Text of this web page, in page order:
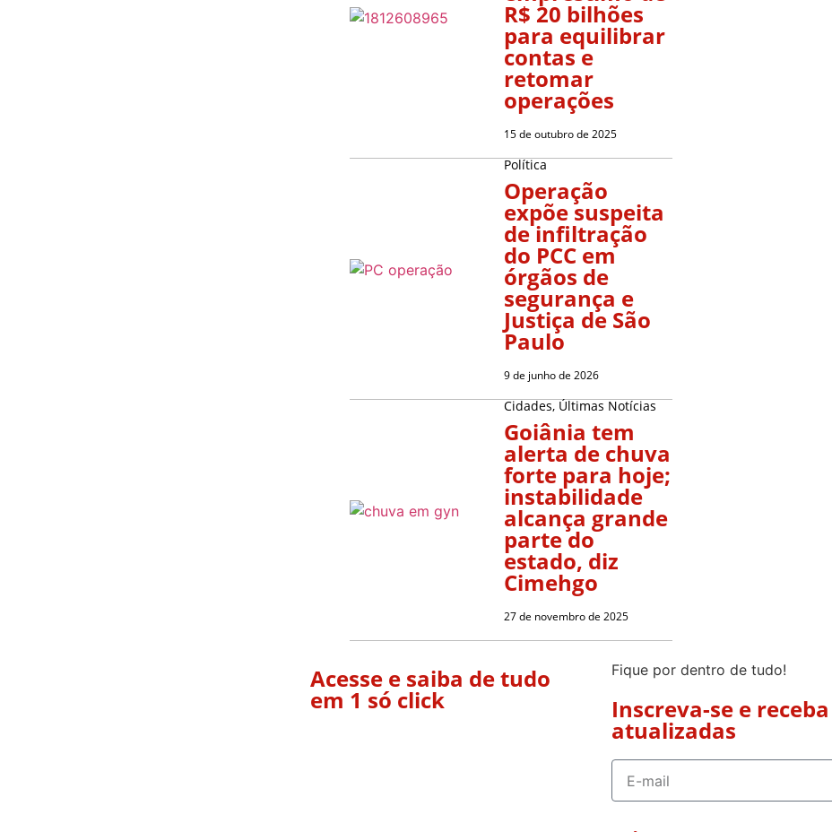
R$ 20 bilhões
para equilibrar
contas e
retomar
operações
15 de outubro de 2025
Política
Operação
expõe suspeita
de infiltração
do PCC em
órgãos de
segurança e
Justiça de São
Paulo
9 de junho de 2026
Cidades, Últimas Notícias
Goiânia tem
alerta de chuva
forte para hoje;
instabilidade
alcança grande
parte do
estado, diz
Cimehgo
27 de novembro de 2025
Acesse e saiba de tudo
em 1 só click
Fique por dentro de tudo!
Inscreva-se e
atualizadas